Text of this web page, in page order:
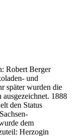
Robert Berger
und
später wurden die
1888
den Status
dem
Herzogin